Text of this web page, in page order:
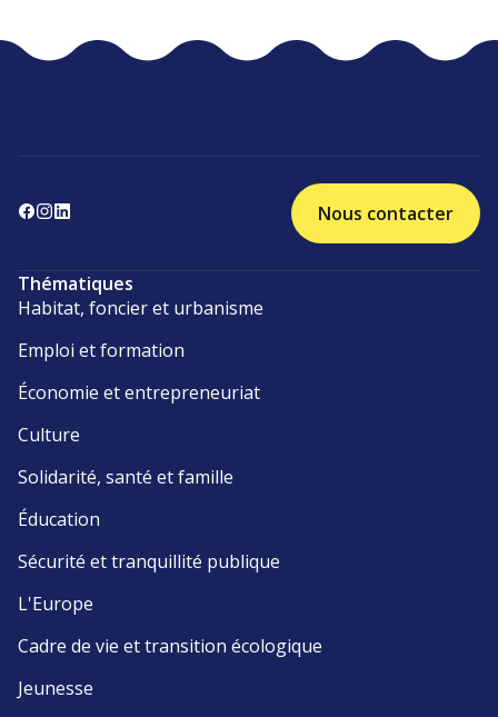
Nous contacter
Thématiques
Habitat, foncier et urbanisme
Emploi et formation
Économie et entrepreneuriat
Culture
Solidarité, santé et famille
Éducation
Sécurité et tranquillité publique
L'Europe
Cadre de vie et transition écologique
Jeunesse